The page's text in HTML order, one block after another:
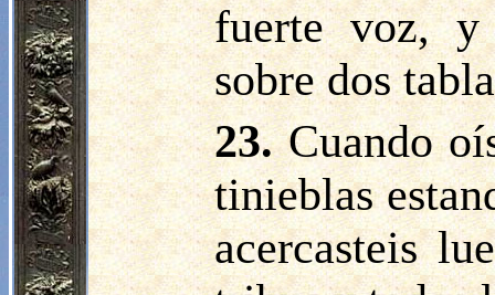
fuerte voz, y
sobre dos
23.Cuando
tinieblas
acercasteis